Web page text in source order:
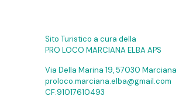
Sito Turistico a cura della
PRO LOCO MARCIANA ELBA APS
Via Della Marina 19, 57030 Marciana
proloco.marciana.elba@gmail.com
CF:91017610493